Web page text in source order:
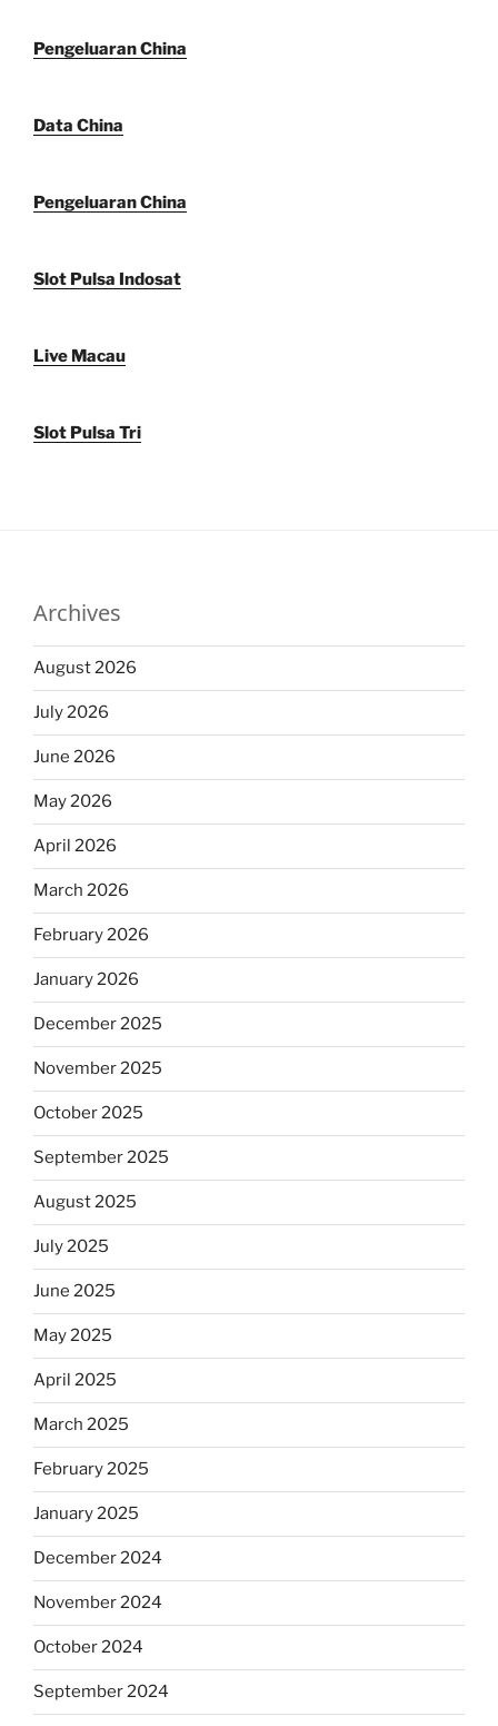
Pengeluaran China
Data China
Pengeluaran China
Slot Pulsa Indosat
Live Macau
Slot Pulsa Tri
Archives
August 2026
July 2026
June 2026
May 2026
April 2026
March 2026
February 2026
January 2026
December 2025
November 2025
October 2025
September 2025
August 2025
July 2025
June 2025
May 2025
April 2025
March 2025
February 2025
January 2025
December 2024
November 2024
October 2024
September 2024